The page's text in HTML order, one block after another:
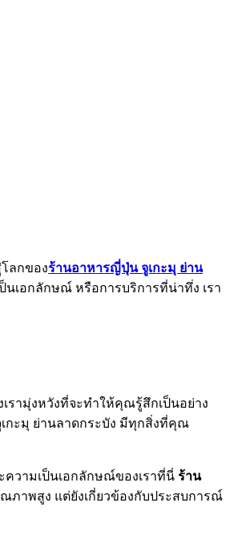
ลกของร้านอาหารญี่ปุ่น จูเกะมุ ย่าน
เอกลักษณ์ หรือการบริการที่น่าทึ่ง เรา
ามุ่งหวังที่จะทำให้คุณรู้สึกเป็นอย่าง
กะมุ ย่านลาดกระบัง มีทุกสิ่งที่คุณ
วามเป็นเอกลักษณ์ของเราที่นี่ ร้าน
ภาพสูง แต่ยังเกี่ยวข้องกับประสบการณ์